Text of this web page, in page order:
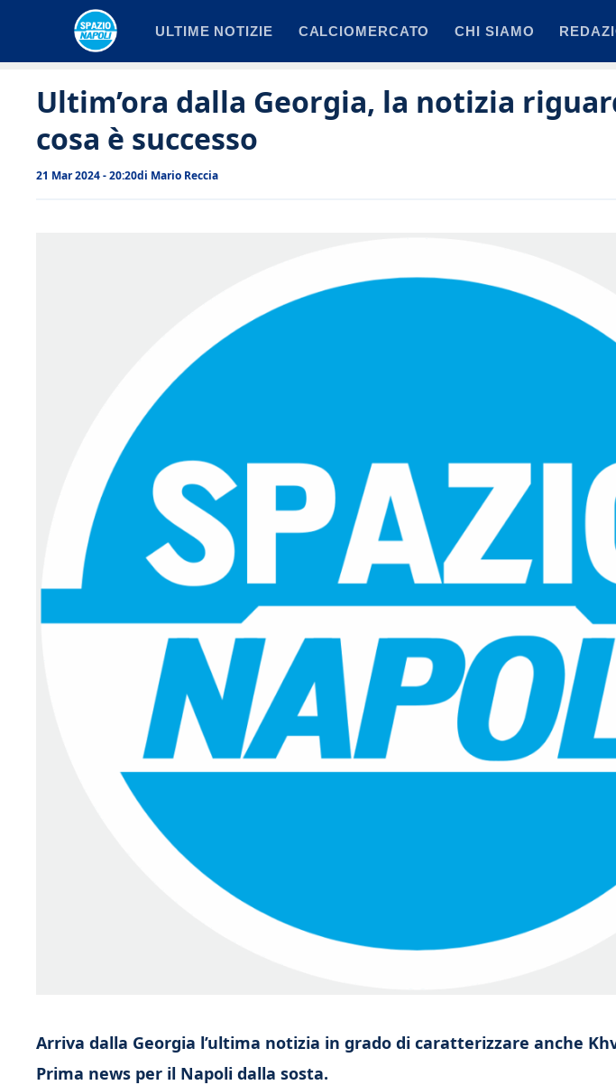
ULTIME NOTIZIE CALCIOMERCATO CHI SIAMO
Ultim’ora dalla Georgia, la notizia
cosa è successo
21 Mar 2024 - 20:20di Mario Reccia
Arriva dalla Georgia l’ultima notizia in grado di caratterizzare anche
Prima news per il Napoli dalla sosta.